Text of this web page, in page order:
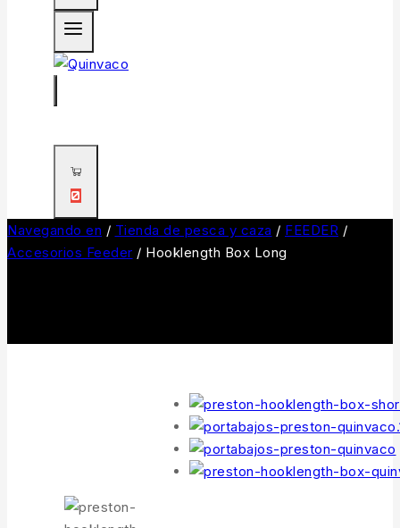
0
Navegando en / Tienda de pesca y caza / FEEDER /
Accesorios Feeder / Hooklength Box Long